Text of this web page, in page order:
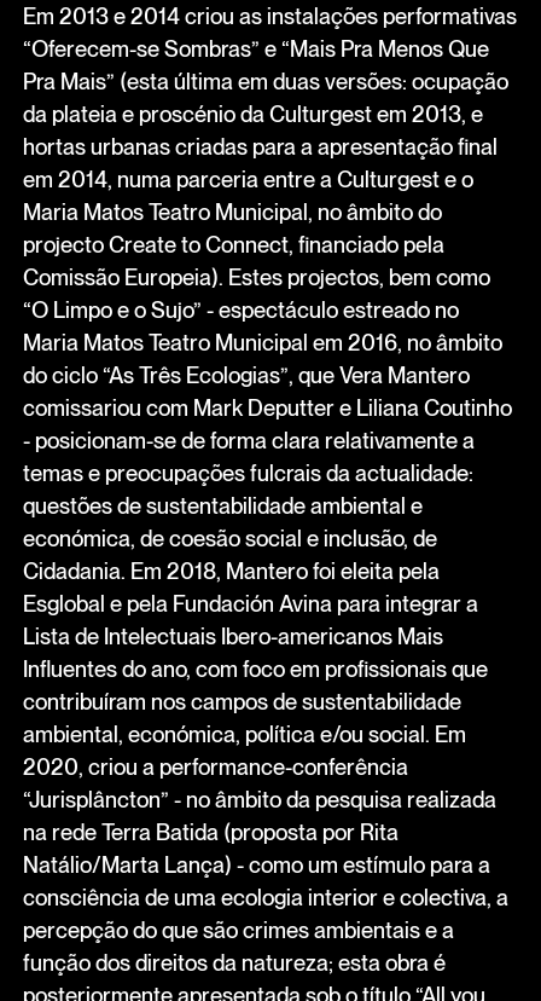
Em 2013 e 2014 criou as instalações performativas
“Oferecem-se Sombras” e “Mais Pra Menos Que
Pra Mais” (esta última em duas versões: ocupação
da plateia e proscénio da Culturgest em 2013, e
hortas urbanas criadas para a apresentação final
em 2014, numa parceria entre a Culturgest e o
Maria Matos Teatro Municipal, no âmbito do
projecto Create to Connect, financiado pela
Comissão Europeia). Estes projectos, bem como
“O Limpo e o Sujo” - espectáculo estreado no
Maria Matos Teatro Municipal em 2016, no âmbito
do ciclo “As Três Ecologias”, que Vera Mantero
comissariou com Mark Deputter e Liliana Coutinho
- posicionam-se de forma clara relativamente a
temas e preocupações fulcrais da actualidade:
questões de sustentabilidade ambiental e
económica, de coesão social e inclusão, de
Cidadania. Em 2018, Mantero foi eleita pela
Esglobal e pela Fundación Avina para integrar a
Lista de Intelectuais Ibero-americanos Mais
Influentes do ano, com foco em profissionais que
contribuíram nos campos de sustentabilidade
ambiental, económica, política e/ou social. Em
2020, criou a performance-conferência
“Jurisplâncton” - no âmbito da pesquisa realizada
na rede Terra Batida (proposta por Rita
Natálio/Marta Lança) - como um estímulo para a
consciência de uma ecologia interior e colectiva, a
percepção do que são crimes ambientais e a
função dos direitos da natureza; esta obra é
posteriormente apresentada sob o título “All you